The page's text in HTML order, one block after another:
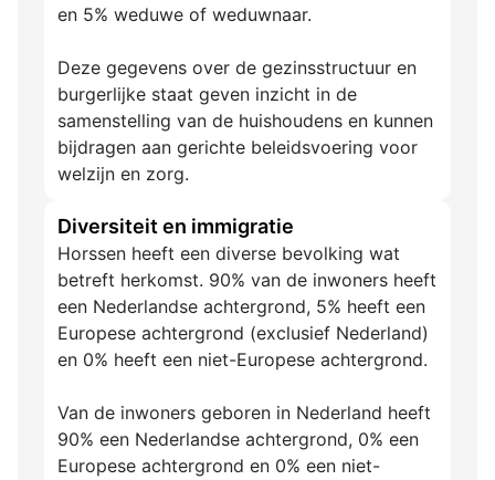
en 5% weduwe of weduwnaar.
Deze gegevens over de gezinsstructuur en
burgerlijke staat geven inzicht in de
samenstelling van de huishoudens en kunnen
bijdragen aan gerichte beleidsvoering voor
welzijn en zorg.
Diversiteit en immigratie
Horssen heeft een diverse bevolking wat
betreft herkomst. 90% van de inwoners heeft
een Nederlandse achtergrond, 5% heeft een
Europese achtergrond (exclusief Nederland)
en 0% heeft een niet-Europese achtergrond.
Van de inwoners geboren in Nederland heeft
90% een Nederlandse achtergrond, 0% een
Europese achtergrond en 0% een niet-